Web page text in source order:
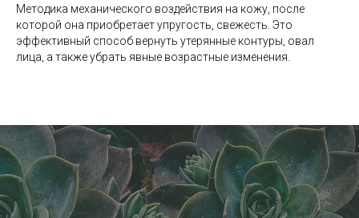
Методика механического воздействия на кожу, после
которой она приобретает упругость, свежесть. Это
эффективный способ вернуть утерянные контуры, овал
лица, а также убрать явные возрастные изменения.